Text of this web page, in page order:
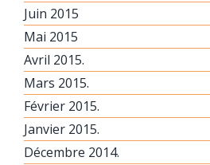
Juin 2015
Mai 2015
Avril 2015.
Mars 2015.
Février 2015.
Janvier 2015.
Décembre 2014.